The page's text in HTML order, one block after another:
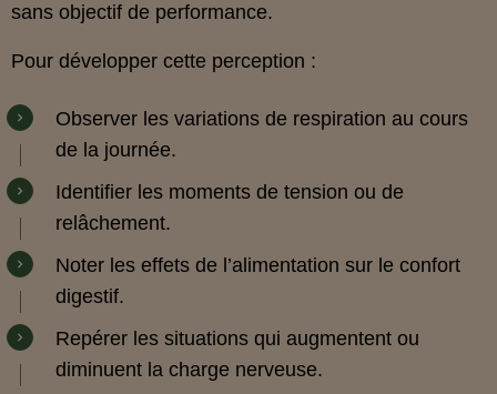
sans objectif de performance.
Pour développer cette perception :
Observer les variations de respiration au cours
de la journée.
Identifier les moments de tension ou de
relâchement.
Noter les effets de l’alimentation sur le confort
digestif.
Repérer les situations qui augmentent ou
diminuent la charge nerveuse.